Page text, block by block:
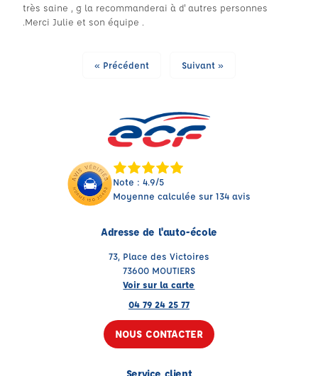
très saine , g la recommanderai à d' autres personnes
.Merci Julie et son équipe .
« Précédent Suivant »
Note : 4.9/5
Moyenne calculée sur 134 avis
Adresse de l'auto-école
73, Place des Victoires
73600 MOUTIERS
Voir sur la carte
04 79 24 25 77
NOUS CONTACTER